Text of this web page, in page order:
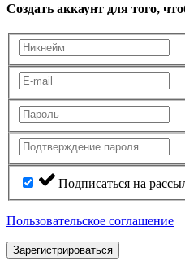
Создать аккаунт для того,
Подписаться на
Пользовательское соглашение
Зарегистрироваться